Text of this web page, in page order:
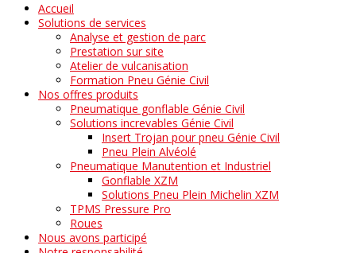
Accueil
Solutions de services
Analyse et gestion de parc
Prestation sur site
Atelier de vulcanisation
Formation Pneu Génie Civil
Nos offres produits
Pneumatique gonflable Génie Civil
Solutions increvables Génie Civil
Insert Trojan pour pneu Génie Civil
Pneu Plein Alvéolé
Pneumatique Manutention et Industriel
Gonflable XZM
Solutions Pneu Plein Michelin XZM
TPMS Pressure Pro
Roues
Nous avons participé